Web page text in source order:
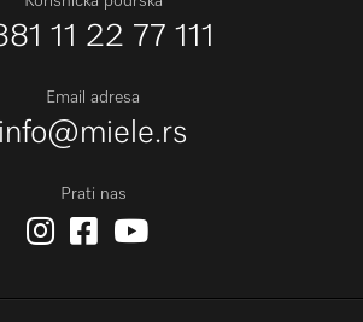
11 22 77 111
Email adresa
info@miele.rs
Prati nas